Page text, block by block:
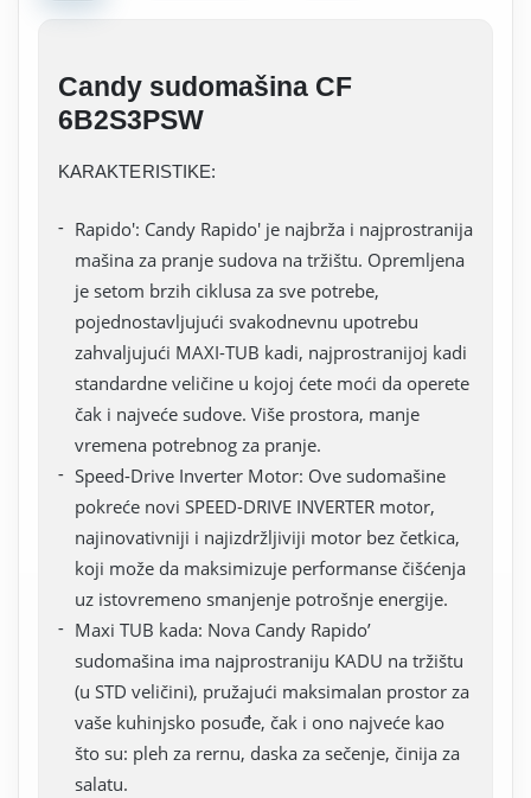
Candy sudomašina CF
6B2S3PSW
KARAKTERISTIKE:
Rapido': Candy Rapido' je najbrža i najprostranija
mašina za pranje sudova na tržištu. Opremljena
je setom brzih ciklusa za sve potrebe,
pojednostavljujući svakodnevnu upotrebu
zahvaljujući MAXI-TUB kadi, najprostranijoj kadi
standardne veličine u kojoj ćete moći da operete
čak i najveće sudove. Više prostora, manje
vremena potrebnog za pranje.
Speed-Drive Inverter Motor: Ove sudomašine
pokreće novi SPEED-DRIVE INVERTER motor,
najinovativniji i najizdržljiviji motor bez četkica,
koji može da maksimizuje performanse čišćenja
uz istovremeno smanjenje potrošnje energije.
Maxi TUB kada: Nova Candy Rapido’
sudomašina ima najprostraniju KADU na tržištu
(u STD veličini), pružajući maksimalan prostor za
vaše kuhinjsko posuđe, čak i ono najveće kao
što su: pleh za rernu, daska za sečenje, činija za
salatu.